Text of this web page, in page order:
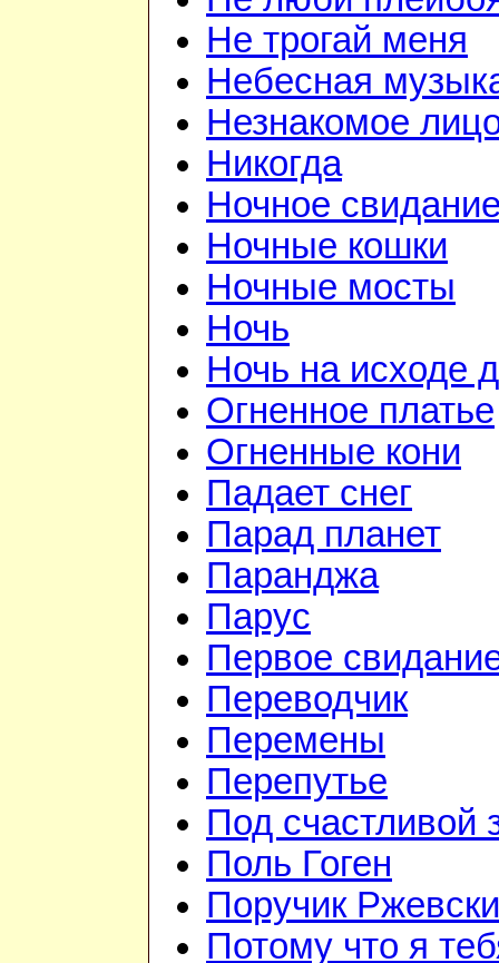
Не трогай меня
Небесная
Незнакомое
Никогда
Ночное
Ночные кошки
Ночные мосты
Ночь
Ночь на исходе
Огненное платье
Огненные кони
Падает снег
Парад планет
Паранджа
Парус
Первое
Переводчик
Перемены
Перепутье
Под счастливой
Поль Гоген
Поручик
Потому что я